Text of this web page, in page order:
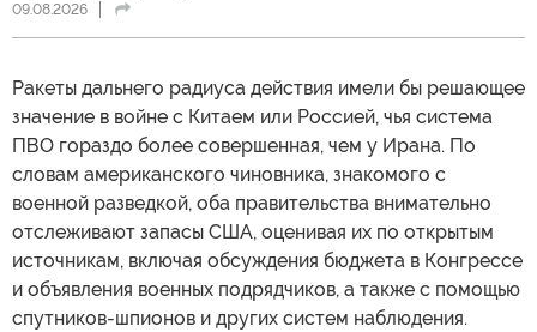
09.08.2026
Ракеты дальнего радиуса действия имели бы решающее
значение в войне с Китаем или Россией, чья система
ПВО гораздо более совершенная, чем у Ирана. По
словам американского чиновника, знакомого с
военной разведкой, оба правительства внимательно
отслеживают запасы США, оценивая их по открытым
источникам, включая обсуждения бюджета в Конгрессе
и объявления военных подрядчиков, а также с помощью
спутников-шпионов и других систем наблюдения.